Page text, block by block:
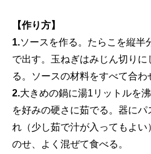
【作り方】
1.ソースを作る。たらこを縦半
で出す。玉ねぎはみじん切り
る。ソースの材料をすべて合わ
2.大きめの鍋に湯1リットルを
を好みの硬さに茹でる。器にパ
れ（少し茹で汁が入ってもよ
のせ、よく混ぜて食べる。